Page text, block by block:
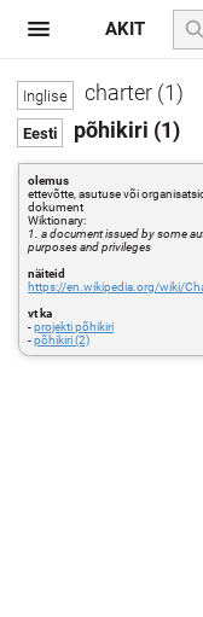
charter (1)
põhikiri (1)
olemus
ettevõtte, asutuse või
dokument
Wiktionary:
1. a document issued by some
purposes and privileges
näiteid
https://en.wikipedia.org/wiki/
vt ka
-projekti põhikiri
-põhikiri (2)
AKIT